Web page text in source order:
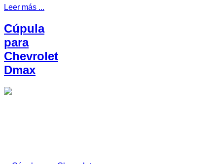
Leer más ...
Cúpula
para
Chevrolet
Dmax